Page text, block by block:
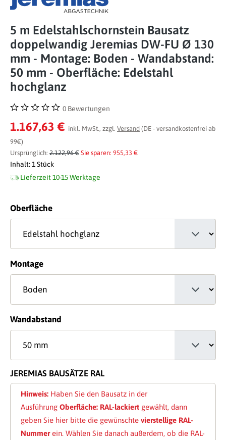
5 m Edelstahlschornstein Bausatz
doppelwandig Jeremias DW-FU Ø 130
mm - Montage: Boden - Wandabstand:
50 mm - Oberfläche: Edelstahl
hochglanz
Durchschnittliche Bewertung von 0 von 5 Sternen
0 Bewertungen
1.167,63 € inkl. MwSt., zzgl. Versand (DE - versandkostenfrei ab
99€)
Ursprünglich: 2.122,96 € Sie sparen: 955,33 €
Inhalt: 1 Stück
Lieferzeit 10-15 Werktage
Oberflächeauswählen
Montageauswählen
Wandabstand
JEREMIAS BAUSÄTZE RAL
Hinweis: Haben Sie den Bausatz in der
Ausführung Oberfläche: RAL-lackiert gewählt, dann
geben Sie hier bitte die gewünschte vierstellige RAL-
Nummerein. Wählen Sie danach außerdem, ob die RAL-